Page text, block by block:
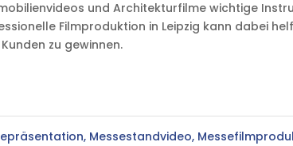
und Architekturfilme wichtige
Filmproduktion in Leipzig kann dabei
zu gewinnen.
Messestandvideo,